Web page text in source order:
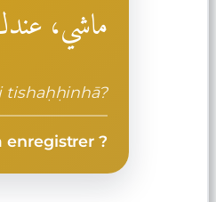
ماشي،
tishaḥḥinhā?
enregistrer ?